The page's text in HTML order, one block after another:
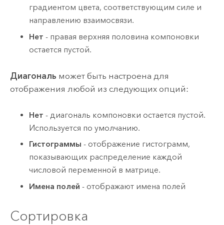
градиентом цвета, соответствующим силе и
направлению взаимосвязи.
Нет - правая верхняя половина компоновки
остается пустой.
Диагональ может быть настроена для
отображения любой из следующих опций:
Нет - диагональ компоновки остается пустой.
Используется по умолчанию.
Гистограммы - отображение гистограмм,
показывающих распределение каждой
числовой переменной в матрице.
Имена полей - отображают имена полей
Сортировка